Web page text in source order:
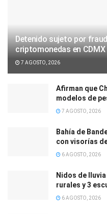
Detenido sujeto por
criptomonedas en CDMX
7 AGOSTO, 2026
Afirman que
modelos de
7 AGOSTO, 2026
Bahía de
con visorías
6 AGOSTO, 2026
Nidos de
rurales y 3
6 AGOSTO, 2026